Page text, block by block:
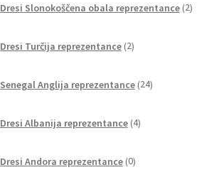
Dresi Slonokoščena obala reprezentance 2izdelka
Dresi Turčija reprezentance 2izdelka
Senegal Anglija reprezentance 24izdelkov
Dresi Albanija reprezentance 4izdelki
Dresi Andora reprezentance 0izdelkov